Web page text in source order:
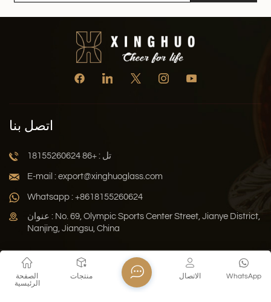
اتصل بنا
تل : +86 18155260624
E-mail : export@xinghuoglass.com
Whatsapp : +8618155260624
عنوان : No. 69, Olympic Sports Center Street, Jianye District,
Nanjing, Jiangsu, China
Xml سياسة الخصوصية المدونة
خريطة الموقع
حقوق النشر © 2026 Jiangsu Xinghuo Technology Co., Ltd. جميع
الصفحة
الرئيسية
منتجات WhatsApp الاتصال